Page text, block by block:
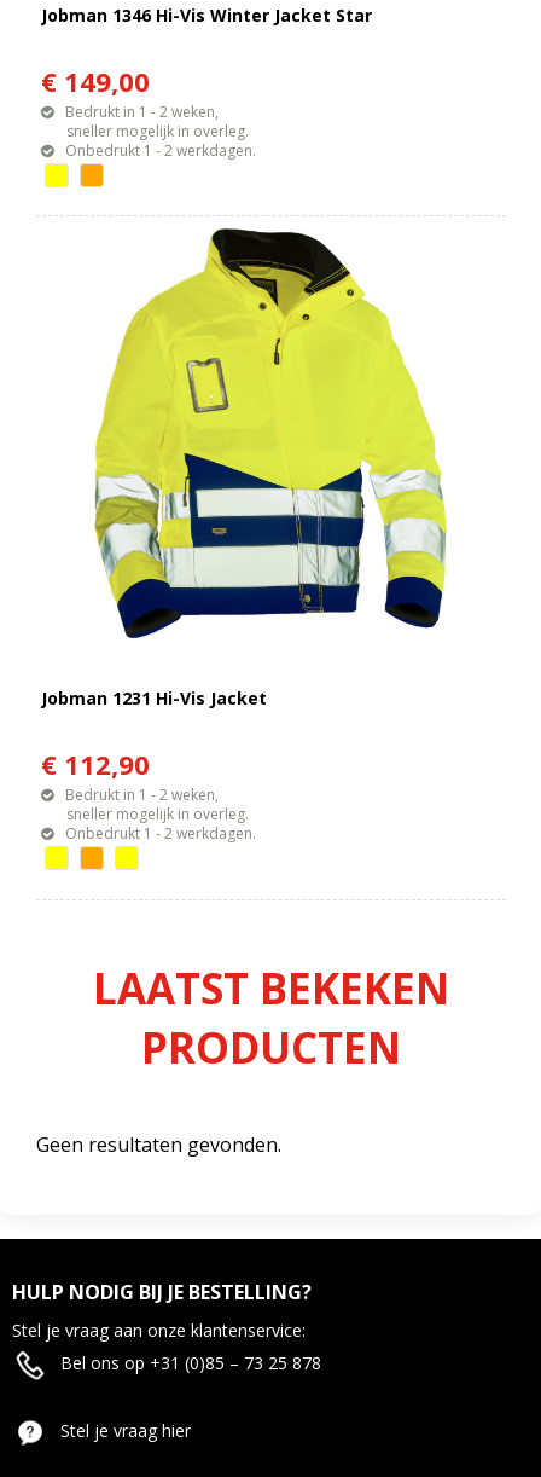
Jobman 1346 Hi-Vis Winter Jacket Star
€ 149,00
Bedrukt in 1 - 2 weken,
sneller mogelijk in overleg.
Onbedrukt 1 - 2 werkdagen.
Jobman 1231 Hi-Vis Jacket
€ 112,90
Bedrukt in 1 - 2 weken,
sneller mogelijk in overleg.
Onbedrukt 1 - 2 werkdagen.
LAATST BEKEKEN
PRODUCTEN
Geen resultaten gevonden.
HULP NODIG BIJ JE BESTELLING?
Stel je vraag aan onze klantenservice:
Bel ons op +31 (0)85 – 73 25 878
Stel je vraag hier